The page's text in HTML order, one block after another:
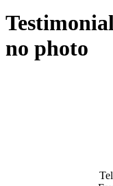
no photo